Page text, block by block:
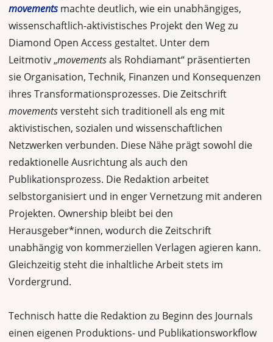
movements machte deutlich, wie ein unabhängiges,
wissenschaftlich-aktivistisches Projekt den Weg zu
Diamond Open Access gestaltet. Unter dem
Leitmotiv „movementsals Rohdiamant“ präsentierten
sie Organisation, Technik, Finanzen und Konsequenzen
ihres Transformationsprozesses. Die Zeitschrift
movementsversteht sich traditionell als eng mit
aktivistischen, sozialen und wissenschaftlichen
Netzwerken verbunden. Diese Nähe prägt sowohl die
redaktionelle Ausrichtung als auch den
Publikationsprozess. Die Redaktion arbeitet
selbstorganisiert und in enger Vernetzung mit anderen
Projekten. Ownership bleibt bei den
Herausgeber*innen, wodurch die Zeitschrift
unabhängig von kommerziellen Verlagen agieren kann.
Gleichzeitig steht die inhaltliche Arbeit stets im
Vordergrund.
Technisch hatte die Redaktion zu Beginn des Journals
einen eigenen Produktions- und Publikationsworkflow